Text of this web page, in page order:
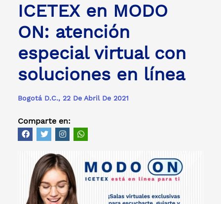
ICETEX en MODO
ON: atención
especial virtual con
soluciones en línea
Bogotá D.C., 22 De Abril De 2021
Comparte en: